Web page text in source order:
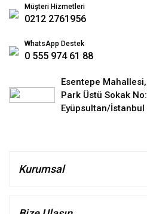
Müşteri Hizmetleri
0212 2761956
WhatsApp Destek
0 555 974 61 88
Esentepe
Park Üstü Sokak
Eyüpsultan/İstanbul
Kurumsal